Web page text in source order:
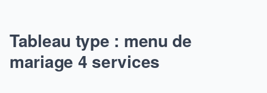
Tableau type : menu de
mariage 4 services